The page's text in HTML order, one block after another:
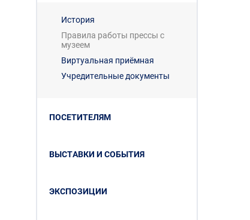
История
Правила работы прессы с
музеем
Виртуальная приёмная
Учредительные документы
ПОСЕТИТЕЛЯМ
ВЫСТАВКИ И СОБЫТИЯ
ЭКСПОЗИЦИИ